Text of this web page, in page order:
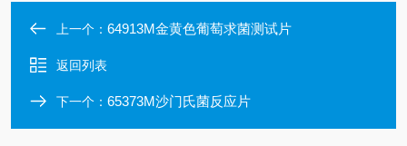
上一个： 64913M金黄色葡萄求菌测试片
返回列表
下一个： 65373M沙门氏菌反应片